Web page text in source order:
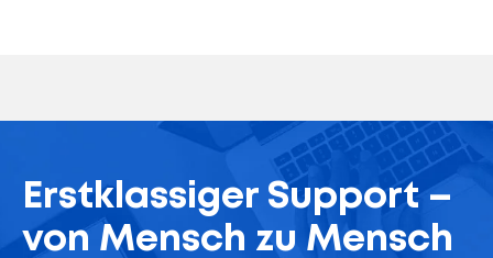
Erstklassiger Support –
von Mensch zu Mensch